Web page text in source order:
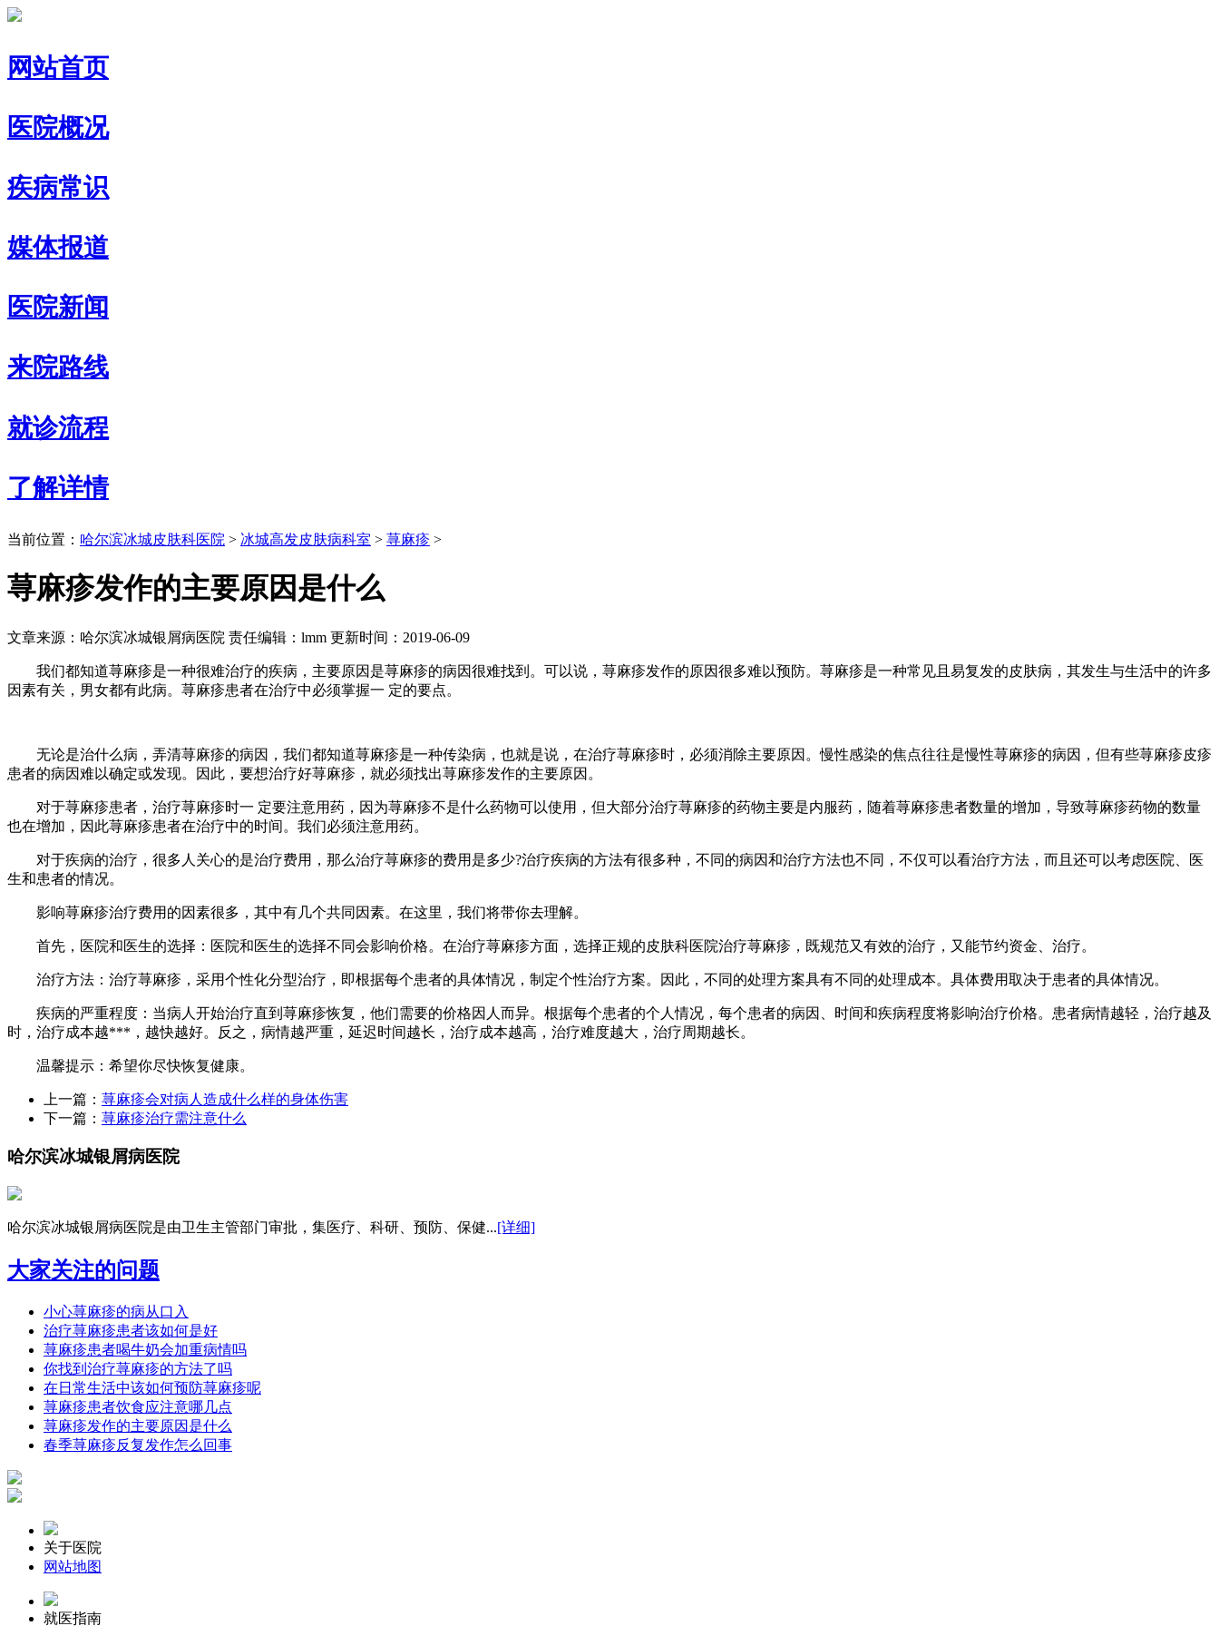
网站首页
医院概况
疾病常识
媒体报道
医院新闻
来院路线
就诊流程
了解详情
当前位置： 哈尔滨冰城皮肤科医院 > 冰城高发皮肤病科室 > 荨麻疹 >
荨麻疹发作的主要原因是什么
文章来源：哈尔滨冰城银屑病医院 责任编辑：lmm 更新时间：2019-06-09
我们都知道荨麻疹是一种很难治疗的疾病，主要原因是荨麻疹的病因很难找到。可以说，荨麻疹发作的原因很多难以预防。荨麻疹是一种常见且易复发的皮肤病，其发生与生活中的许多
因素有关，男女都有此病。荨麻疹患者在治疗中必须掌握一 定的要点。
无论是治什么病，弄清荨麻疹的病因，我们都知道荨麻疹是一种传染病，也就是说，在治疗荨麻疹时，必须消除主要原因。慢性感染的焦点往往是慢性荨麻疹的病因，但有些荨麻疹皮疹
患者的病因难以确定或发现。因此，要想治疗好荨麻疹，就必须找出荨麻疹发作的主要原因。
对于荨麻疹患者，治疗荨麻疹时一 定要注意用药，因为荨麻疹不是什么药物可以使用，但大部分治疗荨麻疹的药物主要是内服药，随着荨麻疹患者数量的增加，导致荨麻疹药物的数量
也在增加，因此荨麻疹患者在治疗中的时间。我们必须注意用药。
对于疾病的治疗，很多人关心的是治疗费用，那么治疗荨麻疹的费用是多少?治疗疾病的方法有很多种，不同的病因和治疗方法也不同，不仅可以看治疗方法，而且还可以考虑医院、医
生和患者的情况。
影响荨麻疹治疗费用的因素很多，其中有几个共同因素。在这里，我们将带你去理解。
首先，医院和医生的选择：医院和医生的选择不同会影响价格。在治疗荨麻疹方面，选择正规的皮肤科医院治疗荨麻疹，既规范又有效的治疗，又能节约资金、治疗。
治疗方法：治疗荨麻疹，采用个性化分型治疗，即根据每个患者的具体情况，制定个性治疗方案。因此，不同的处理方案具有不同的处理成本。具体费用取决于患者的具体情况。
疾病的严重程度：当病人开始治疗直到荨麻疹恢复，他们需要的价格因人而异。根据每个患者的个人情况，每个患者的病因、时间和疾病程度将影响治疗价格。患者病情越轻，治疗越及
时，治疗成本越***，越快越好。反之，病情越严重，延迟时间越长，治疗成本越高，治疗难度越大，治疗周期越长。
温馨提示：希望你尽快恢复健康。
上一篇： 荨麻疹会对病人造成什么样的身体伤害
下一篇： 荨麻疹治疗需注意什么
哈尔滨冰城银屑病医院
哈尔滨冰城银屑病医院是由卫生主管部门审批，集医疗、科研、预防、保健...[详细]
大家关注的问题
小心荨麻疹的病从口入
治疗荨麻疹患者该如何是好
荨麻疹患者喝牛奶会加重病情吗
你找到治疗荨麻疹的方法了吗
在日常生活中该如何预防荨麻疹呢
荨麻疹患者饮食应注意哪几点
荨麻疹发作的主要原因是什么
春季荨麻疹反复发作怎么回事
关于医院
网站地图
就医指南